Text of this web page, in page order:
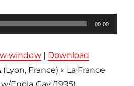
00:00
window | Download
(Lyon, France) « La France